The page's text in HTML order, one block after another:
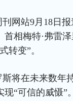
网站9月18日
相梅特·弗雷
转变”。
将在未来数年
“可信的威慑”